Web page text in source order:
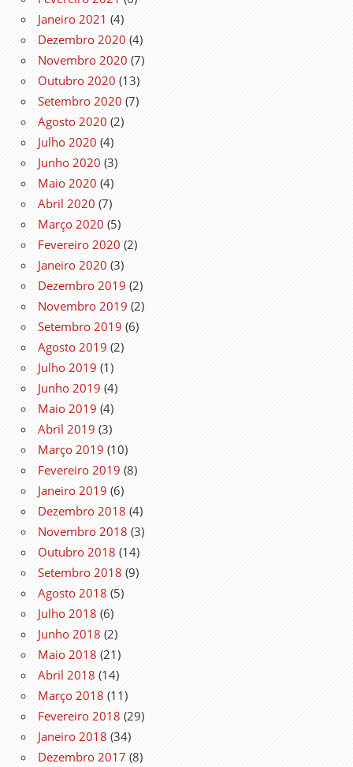
Janeiro 2021 (4)
Dezembro 2020 (4)
Novembro 2020 (7)
Outubro 2020 (13)
Setembro 2020 (7)
Agosto 2020 (2)
Julho 2020 (4)
Junho 2020 (3)
Maio 2020 (4)
Abril 2020 (7)
Março 2020 (5)
Fevereiro 2020 (2)
Janeiro 2020 (3)
Dezembro 2019 (2)
Novembro 2019 (2)
Setembro 2019 (6)
Agosto 2019 (2)
Julho 2019 (1)
Junho 2019 (4)
Maio 2019 (4)
Abril 2019 (3)
Março 2019 (10)
Fevereiro 2019 (8)
Janeiro 2019 (6)
Dezembro 2018 (4)
Novembro 2018 (3)
Outubro 2018 (14)
Setembro 2018 (9)
Agosto 2018 (5)
Julho 2018 (6)
Junho 2018 (2)
Maio 2018 (21)
Abril 2018 (14)
Março 2018 (11)
Fevereiro 2018 (29)
Janeiro 2018 (34)
Dezembro 2017 (8)